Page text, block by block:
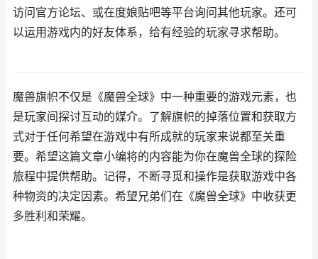
访问官方论坛、或在度娘贴吧等平台询问其他玩家。还可
以运用游戏内的好友体系，给有经验的玩家寻求帮助。
魔兽旗帜不仅是《魔兽全球》中一种重要的游戏元素，也
是玩家间探讨互动的媒介。了解旗帜的掉落位置和获取方
式对于任何希望在游戏中有所成就的玩家来说都至关重
要。希望这篇文章小编将的内容能为你在魔兽全球的探险
旅程中提供帮助。记得，不断寻觅和操作是获取游戏中各
种物资的决定因素。希望兄弟们在《魔兽全球》中收获更
多胜利和荣耀。